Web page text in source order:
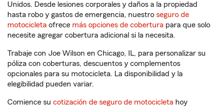
Unidos. Desde lesiones corporales y daños a la propiedad
hasta robo y gastos de emergencia, nuestro seguro de
motocicleta ofrece más opciones de cobertura para que solo
necesite agregar cobertura adicional si la necesita.
Trabaje con Joe Wilson en Chicago, IL, para personalizar su
póliza con coberturas, descuentos y complementos
opcionales para su motocicleta. La disponibilidad y la
elegibilidad pueden variar.
Comience su cotización de seguro de motocicleta hoy